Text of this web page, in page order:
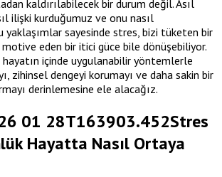
kaldırılabilecek bir durum değil. Asıl
ilişki kurduğumuz ve onu nasıl
sayesinde stres, bizi tüketen bir
eden bir itici güce bile dönüşebiliyor.
hayatın içinde uygulanabilir yöntemlerle
zihinsel dengeyi korumayı ve daha sakin bir
derinlemesine ele alacağız.
Stres
Hayatta Nasıl Ortaya